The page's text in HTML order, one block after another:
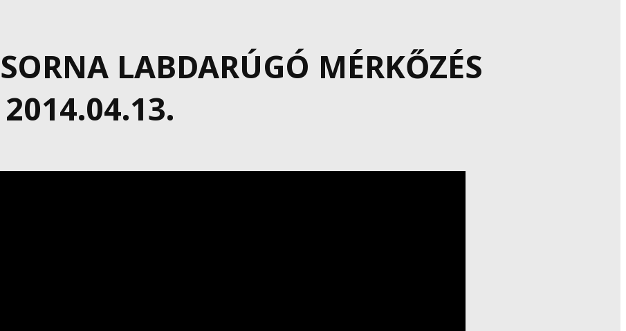
LABDARÚGÓ MÉRKŐZÉS
2014.04.13.